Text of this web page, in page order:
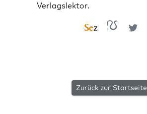
Verlagslektor.
Zurück zur Startseite